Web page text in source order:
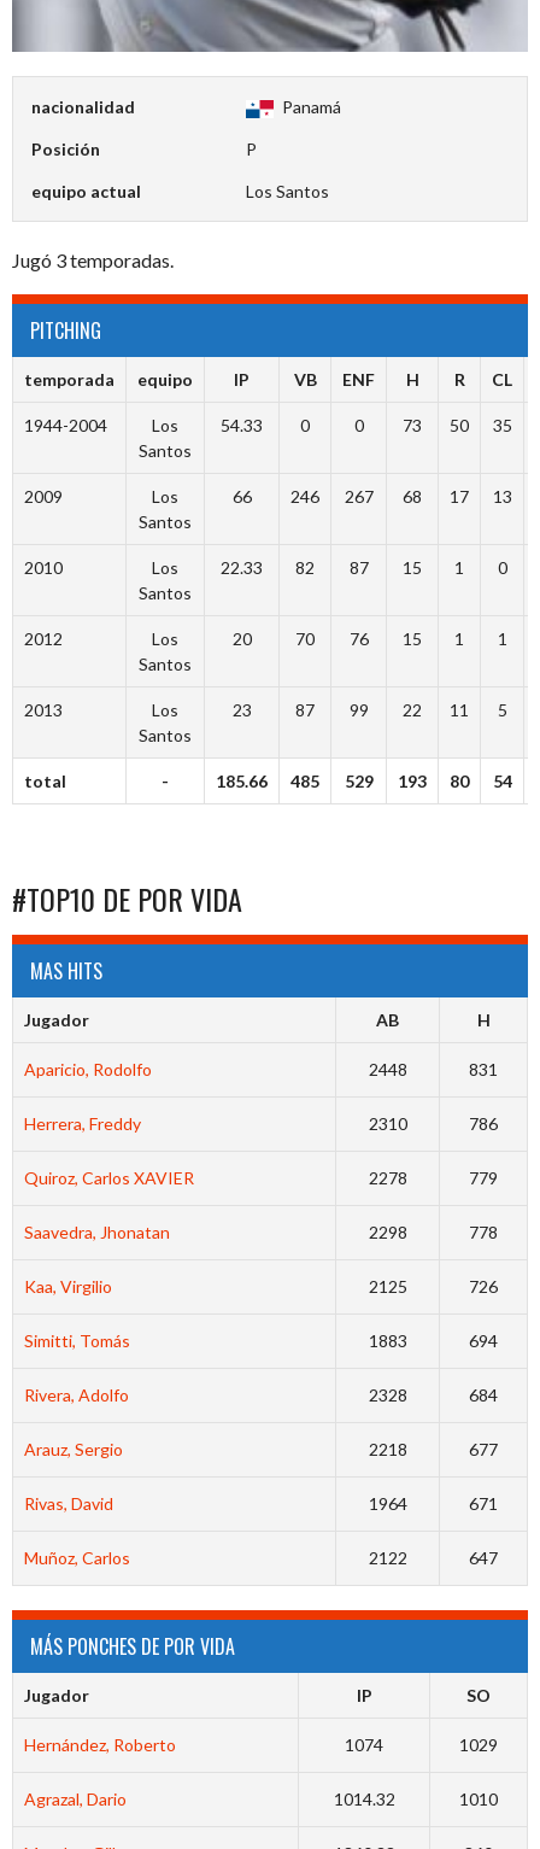
nacionalidad Panamá
Posición P
equipo actual Los Santos
Jugó 3 temporadas.
PITCHING
temporada equipo IP VB ENF H R CL
1944-2004
Los
Santos
54.33 0 0 73 50 35
2009
Los
Santos
66 246 267 68 17 13
2010
Los
Santos
22.33 82 87 15 1 0
2012
Los
Santos
20 70 76 15 1 1
2013
Los
Santos
23 87 99 22 11 5
total - 185.66 485 529 193 80 54
#TOP10 DE POR VIDA
MAS HITS
Jugador AB H
Aparicio, Rodolfo 2448 831
Herrera, Freddy 2310 786
Quiroz, Carlos XAVIER 2278 779
Saavedra, Jhonatan 2298 778
Kaa, Virgilio 2125 726
Simitti, Tomás 1883 694
Rivera, Adolfo 2328 684
Arauz, Sergio 2218 677
Rivas, David 1964 671
Muñoz, Carlos 2122 647
MÁS PONCHES DE POR VIDA
Jugador IP SO
Hernández, Roberto 1074 1029
Agrazal, Dario 1014.32 1010